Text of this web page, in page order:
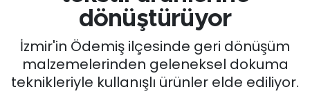
dönüştürüyor
İzmir'in Ödemiş ilçesinde geri dönüşüm
malzemelerinden geleneksel dokuma
teknikleriyle kullanışlı ürünler elde ediliyor.
English News
Son Dakika Haberleri
Haber Arşivi